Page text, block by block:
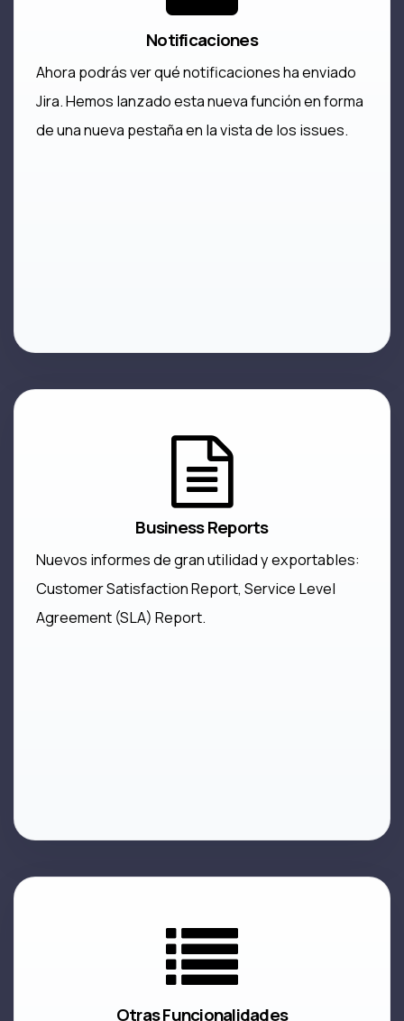
Notificaciones
Ahora podrás ver qué notificaciones ha enviado
Jira. Hemos lanzado esta nueva función en forma
de una nueva pestaña en la vista de los issues.
Business Reports
Nuevos informes de gran utilidad y exportables:
Customer Satisfaction Report, Service Level
Agreement (SLA) Report.
Otras Funcionalidades